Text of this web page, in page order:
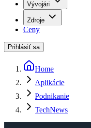
Vývojári
Zdroje
Ceny
Prihlásiť sa
Home
Aplikácie
Podnikanie
TechNews